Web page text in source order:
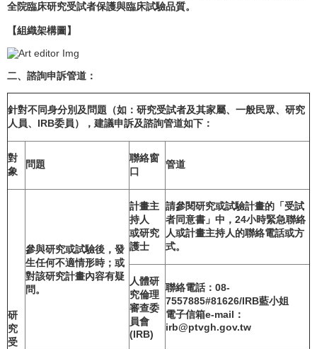
全院臨床研究受試者保護與臨床試驗品質。
【組織架構圖】
二、 諮詢申訴管道 ：
針對不同身分別及問題（如：研究受試者及其家屬、一般民眾、研究
人員、IRB委員），建議申訴及諮詢管道如下：
對
象
問題
聯絡窗
口
管道
研
究
受
參與研究或試驗後，發
生任何不適情形時；或
對該研究計畫內容有疑
問。
計畫主
持人
或研究
護士
請參閱研究或試驗計畫的「受試
者同意書」中，24小時緊急聯絡
人或計畫主持人的聯絡電話或方
式。
人體研
究倫理
審查委
員會
(IRB)
聯絡電話：08-
7557885#81626/IRB藍小姐
電子信箱e-mail ：
irb@ptvgh.gov.tw